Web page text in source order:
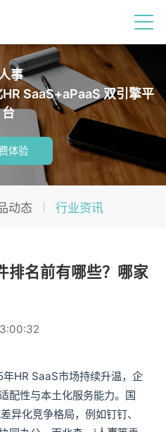
事
SaaS+aPaaS 双引擎平
台
体验
动态 行业资讯
排名前有哪些？哪家
HR SaaS市场持续升温，企
配性与本土化服务能力。国
异化竞争格局，例如钉钉、